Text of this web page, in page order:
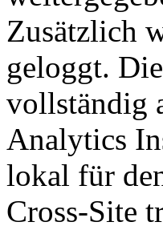
Zusätzlich
geloggt.
vollständig
Analytics
lokal für
Cross-Site